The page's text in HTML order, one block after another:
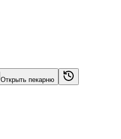
Открыть пекарню